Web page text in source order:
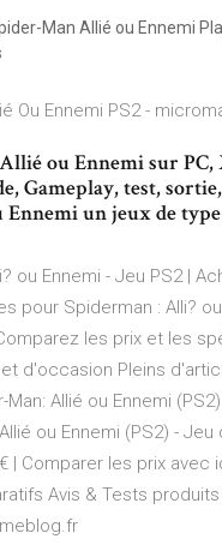
Man Allié ou Ennemi
Ou Ennemi PS2 -
ou Ennemi sur PC,
Gameplay, test,
Ennemi un jeux de
ou Ennemi - Jeu PS2 |
pour Spiderman : Alli?
les prix et les
d'occasion Pleins
Allié ou Ennemi
ou Ennemi (PS2) - Jeu
| Comparer les prix avec
Avis & Tests